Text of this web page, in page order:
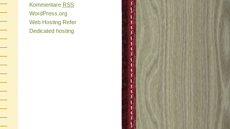
Kommentare RSS
WordPress.org
Web Hosting Refer
Dedicated hosting